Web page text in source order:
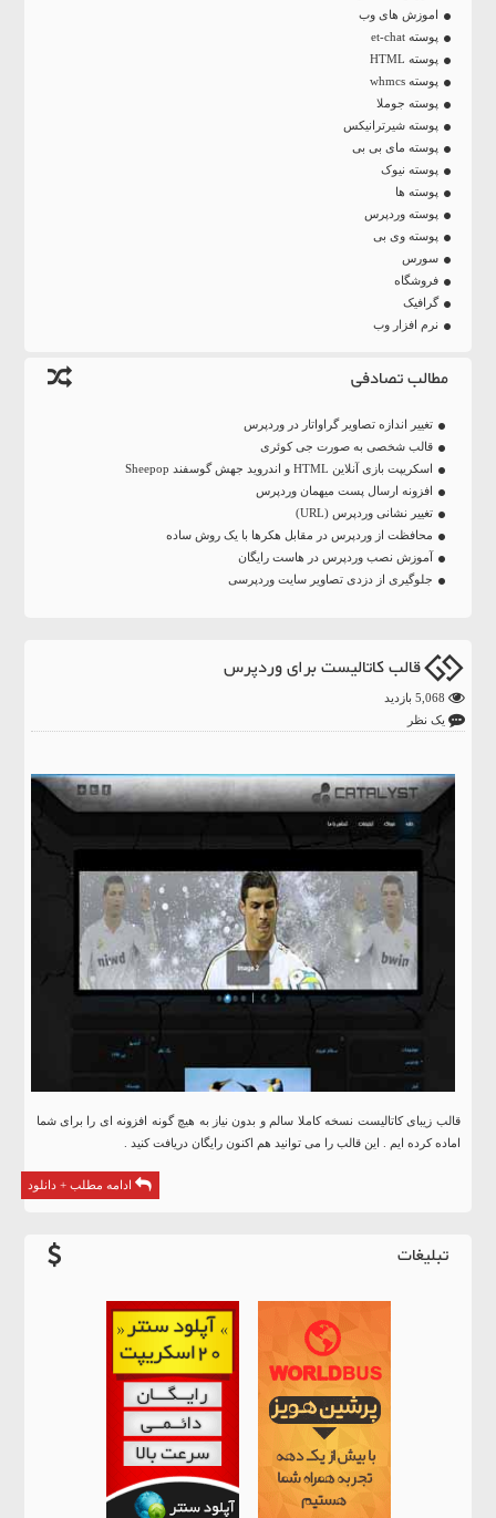
اموزش های وب
پوسته et-chat
پوسته HTML
پوسته whmcs
پوسته جوملا
پوسته شیرترانیکس
پوسته مای بی بی
پوسته نیوک
پوسته ها
پوسته وردپرس
پوسته وی بی
سورس
فروشگاه
گرافیک
نرم افزار وب
مطالب تصادفی
تغییر اندازه تصاویر گراواتار در وردپرس
قالب شخصی به صورت جی کوئری
اسکریپت بازی آنلاین HTML و اندروید جهش گوسفند Sheepop
افزونه ارسال پست میهمان وردپرس
تغییر نشانی وردپرس (URL)
محافظت از وردپرس در مقابل هکرها با یک روش ساده
آموزش نصب وردپرس در هاست رایگان
جلوگیری از دزدی تصاویر سایت وردپرسی
قالب کاتالیست برای وردپرس
یک نظر
قالب زیبای کاتالیست نسخه کاملا سالم و بدون نیاز به هیچ گونه افزونه ای را برای شما
اماده کرده ایم . این قالب را می توانید هم اکنون رایگان دریافت کنید .
ادامه مطلب + دانلود
تبلیغات